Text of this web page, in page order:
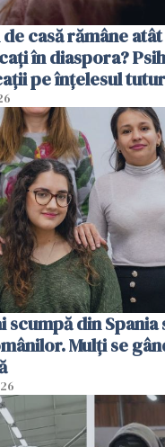
casă rămâne
în diaspora?
pe înțelesul
scumpă din Spania
Mulți se